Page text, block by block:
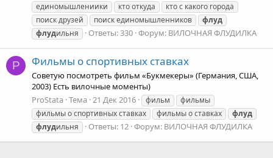
единомышлениики
кто откуда
кто с какого города
поиск друзей
поиск единомышленников
флуд
флудильня Ответы: 330 Форум: ВИЛОЧНАЯ ФЛУДИЛКА
P Фильмы о спортивных ставках
Советую посмотреть фильм «Букмекеры» (Германия, США,
2003) Есть вилочные моменты)
ProStata Тема 21 Дек 2016 фильм
фильмы
фильмы о спортивных ставках
фильмы о ставках
флуд
флудильня Ответы: 12 Форум: ВИЛОЧНАЯ ФЛУДИЛКА